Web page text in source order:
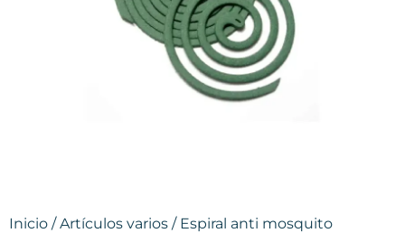
Inicio /Artículos varios / Espiral anti mosquito